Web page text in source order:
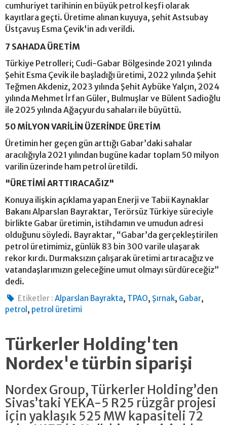
cumhuriyet tarihinin en büyük petrol keşfi olarak
kayıtlara geçti. Üretime alınan kuyuya, şehit Astsubay
Üstçavuş Esma Çevik'in adı verildi.
7 SAHADA ÜRETİM
Türkiye Petrolleri; Cudi-Gabar Bölgesinde 2021 yılında
Şehit Esma Çevik ile başladığı üretimi, 2022 yılında Şehit
Teğmen Akdeniz, 2023 yılında Şehit Aybüke Yalçın, 2024
yılında Mehmet İrfan Güler, Bulmuşlar ve Bülent Sadioğlu
ile 2025 yılında Ağaçyurdu sahaları ile büyüttü.
50 MİLYON VARİLİN ÜZERİNDE ÜRETİM
Üretimin her geçen gün arttığı Gabar’daki sahalar
aracılığıyla 2021 yılından bugüne kadar toplam 50 milyon
varilin üzerinde ham petrol üretildi.
"ÜRETİMİ ARTTIRACAĞIZ"
Konuya ilişkin açıklama yapan Enerji ve Tabii Kaynaklar
Bakanı Alparslan Bayraktar, Terörsüz Türkiye süreciyle
birlikte Gabar üretimin, istihdamın ve umudun adresi
olduğunu söyledi. Bayraktar, “Gabar’da gerçekleştirilen
petrol üretimimiz, günlük 83 bin 300 varile ulaşarak
rekor kırdı. Durmaksızın çalışarak üretimi artıracağız ve
vatandaşlarımızın geleceğine umut olmayı sürdüreceğiz”
dedi.
Etiketler : Alparslan Bayrakta, TPAO, Şırnak, Gabar,
petrol , petrol üretimi
Türkerler Holding'ten
Nordex'e türbin siparişi
Nordex Group, Türkerler Holding’den
Sivas’taki YEKA-5 R25 rüzgâr projesi
için yaklaşık 525 MW kapasiteli 72